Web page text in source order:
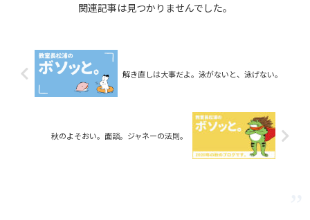
関連記事は見つかりませんでした。
解き直しは大事だよ。泳がないと、泳げない。
秋のよそおい。面談。ジャネーの法則。